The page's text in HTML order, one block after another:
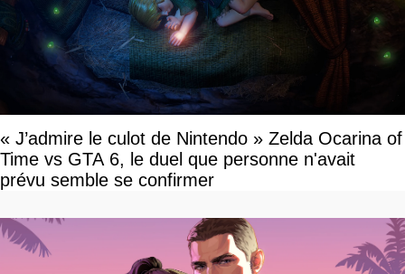
« J’admire le culot de Nintendo » Zelda Ocarina of
Time vs GTA 6, le duel que personne n'avait
prévu semble se confirmer